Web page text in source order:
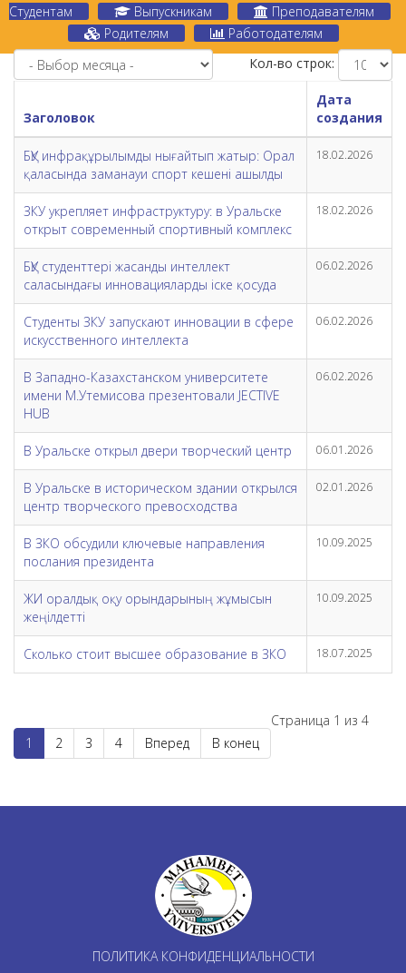
Студентам
Выпускникам
Преподавателям
Родителям
Работодателям
Кол-во строк:
Заголовок
Дата
создания
БҚУ инфрақұрылымды нығайтып жатыр: Орал
қаласында заманауи спорт кешені ашылды
18.02.2026
ЗКУ укрепляет инфраструктуру: в Уральске
открыт современный спортивный комплекс
18.02.2026
БҚУ студенттері жасанды интеллект
саласындағы инновацияларды іске қосуда
06.02.2026
Студенты ЗКУ запускают инновации в сфере
искусственного интеллекта
06.02.2026
В Западно-Казахстанском университете
имени М.Утемисова презентовали JECTIVE
HUB
06.02.2026
В Уральске открыл двери творческий центр 06.01.2026
В Уральске в историческом здании открылся
центр творческого превосходства
02.01.2026
В ЗКО обсудили ключевые направления
послания президента
10.09.2025
ЖИ оралдық оқу орындарының жұмысын
жеңілдетті
10.09.2025
Сколько стоит высшее образование в ЗКО 18.07.2025
Страница 1 из 4
1
2 3 4 Вперед В конец
ПОЛИТИКА КОНФИДЕНЦИАЛЬНОСТИ